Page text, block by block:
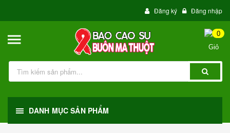
Đăng ký Đăng nhập
0
DANH MỤC SẢN PHẨM